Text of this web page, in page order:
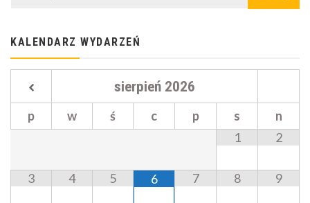
KALENDARZ WYDARZEŃ
sierpień 2026
p w ś c p s
n
1
2
3 4 5 6 7 8 9